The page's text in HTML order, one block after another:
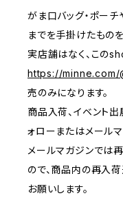
がま口バッグ・ポー
までを手掛けたもの
実店舗はなく、この
https://minne.com/
売のみになります。
商品入荷、イベント
ォローまたはメール
メールマガジンでは
ので、商品内の再入
お願いします。